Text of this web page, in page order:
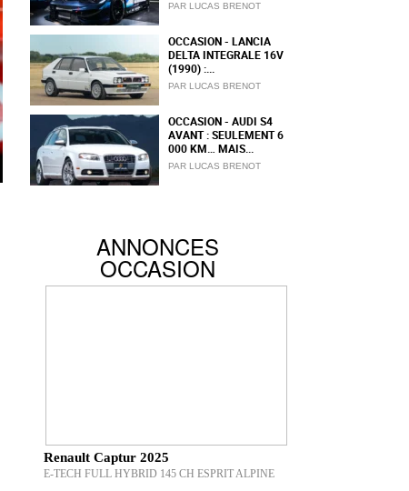
PAR LUCAS BRENOT
OCCASION - LANCIA
DELTA INTEGRALE 16V
(1990) :...
PAR LUCAS BRENOT
OCCASION - AUDI S4
AVANT : SEULEMENT 6
000 KM… MAIS...
PAR LUCAS BRENOT
ANNONCES
OCCASION
Renault Captur 2025
E-TECH FULL HYBRID 145 CH ESPRIT ALPINE